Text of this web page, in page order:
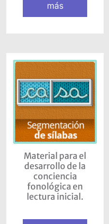
más
Material para el
desarrollo de la
conciencia
fonológica en
lectura inicial.